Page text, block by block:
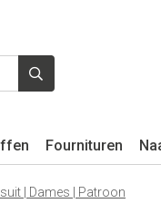
Fournituren
| Dames | Patroon